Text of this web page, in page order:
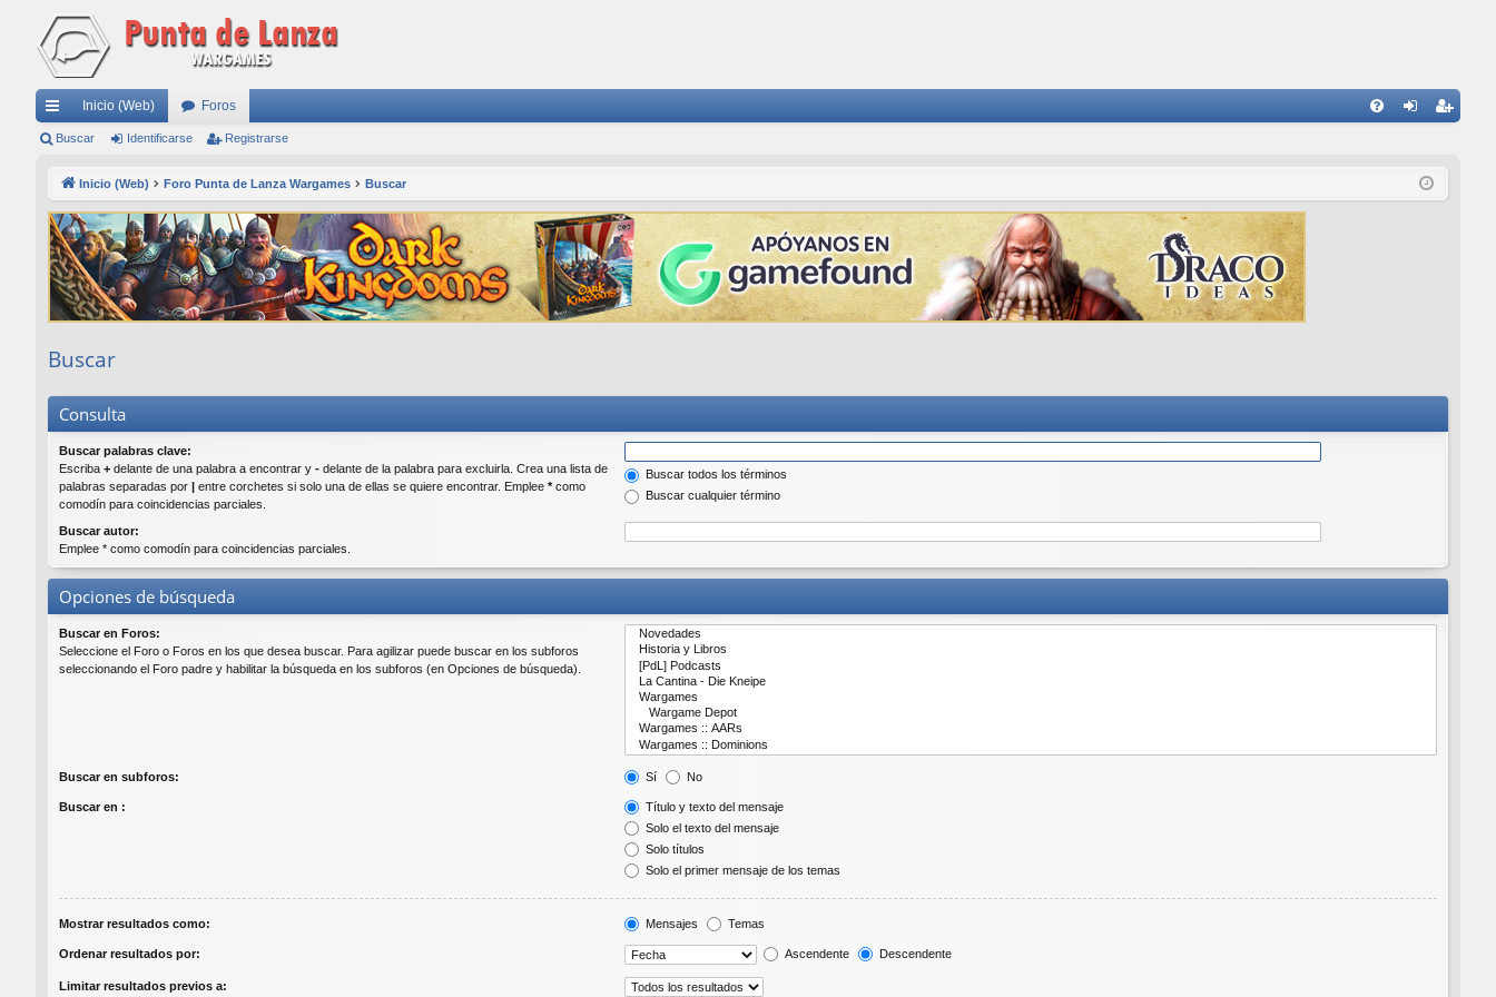
nl
rá
pi
do
Inicio (Web) Foros
ist
Buscar Identificarse Registrarse
Inicio (Web) Foro Punta de Lanza Wargames Buscar
Buscar
Consulta
Buscar palabras clave:
Escriba + delante de una palabra a encontrar y - delante de la palabra para excluirla. Crea una lista de
palabras separadas por | entre corchetes si solo una de ellas se quiere encontrar. Emplee *como
comodín para coincidencias parciales.
Buscar todos los términos
Buscar cualquier término
Buscar autor:
Emplee * como comodín para coincidencias parciales.
Opciones de búsqueda
Buscar en Foros:
Seleccione el Foro o Foros en los que desea buscar. Para agilizar puede buscar en los subforos
seleccionando el Foro padre y habilitar la búsqueda en los subforos (en Opciones de búsqueda).
Buscar en subforos: Sí No
Buscar en :
Título y texto del mensaje
Solo el texto del mensaje
Solo títulos
Solo el primer mensaje de los temas
Mostrar resultados como: Mensajes Temas
Ordenar resultados por: Ascendente Descendente
Limitar resultados previos a: